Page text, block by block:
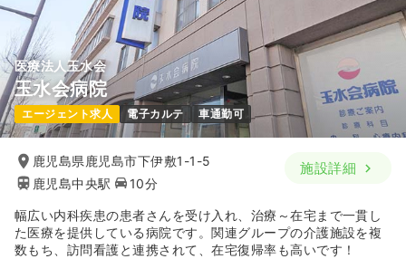
医療法人玉水会
玉水会病院
エージェント求人 電子カルテ 車通勤可
鹿児島県鹿児島市下伊敷1-1-5
鹿児島中央駅
10分
施設詳細
幅広い内科疾患の患者さんを受け入れ、治療～在宅まで一貫し
た医療を提供している病院です。関連グループの介護施設を複
数もち、訪問看護と連携されて、在宅復帰率も高いです！